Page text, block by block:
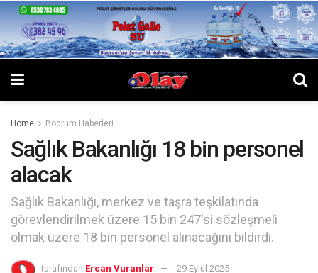
Home Bodrum Haberleri
Sağlık Bakanlığı 18 bin personel
alacak
Sağlık Bakanlığı, merkez ve taşra teşkilatında
görevlendirilmek üzere 15 bin 247'si sözleşmeli
olmak üzere 18 bin personel alınacağını bildirdi.
tarafından Ercan Vuranlar 29 Eylül 2025